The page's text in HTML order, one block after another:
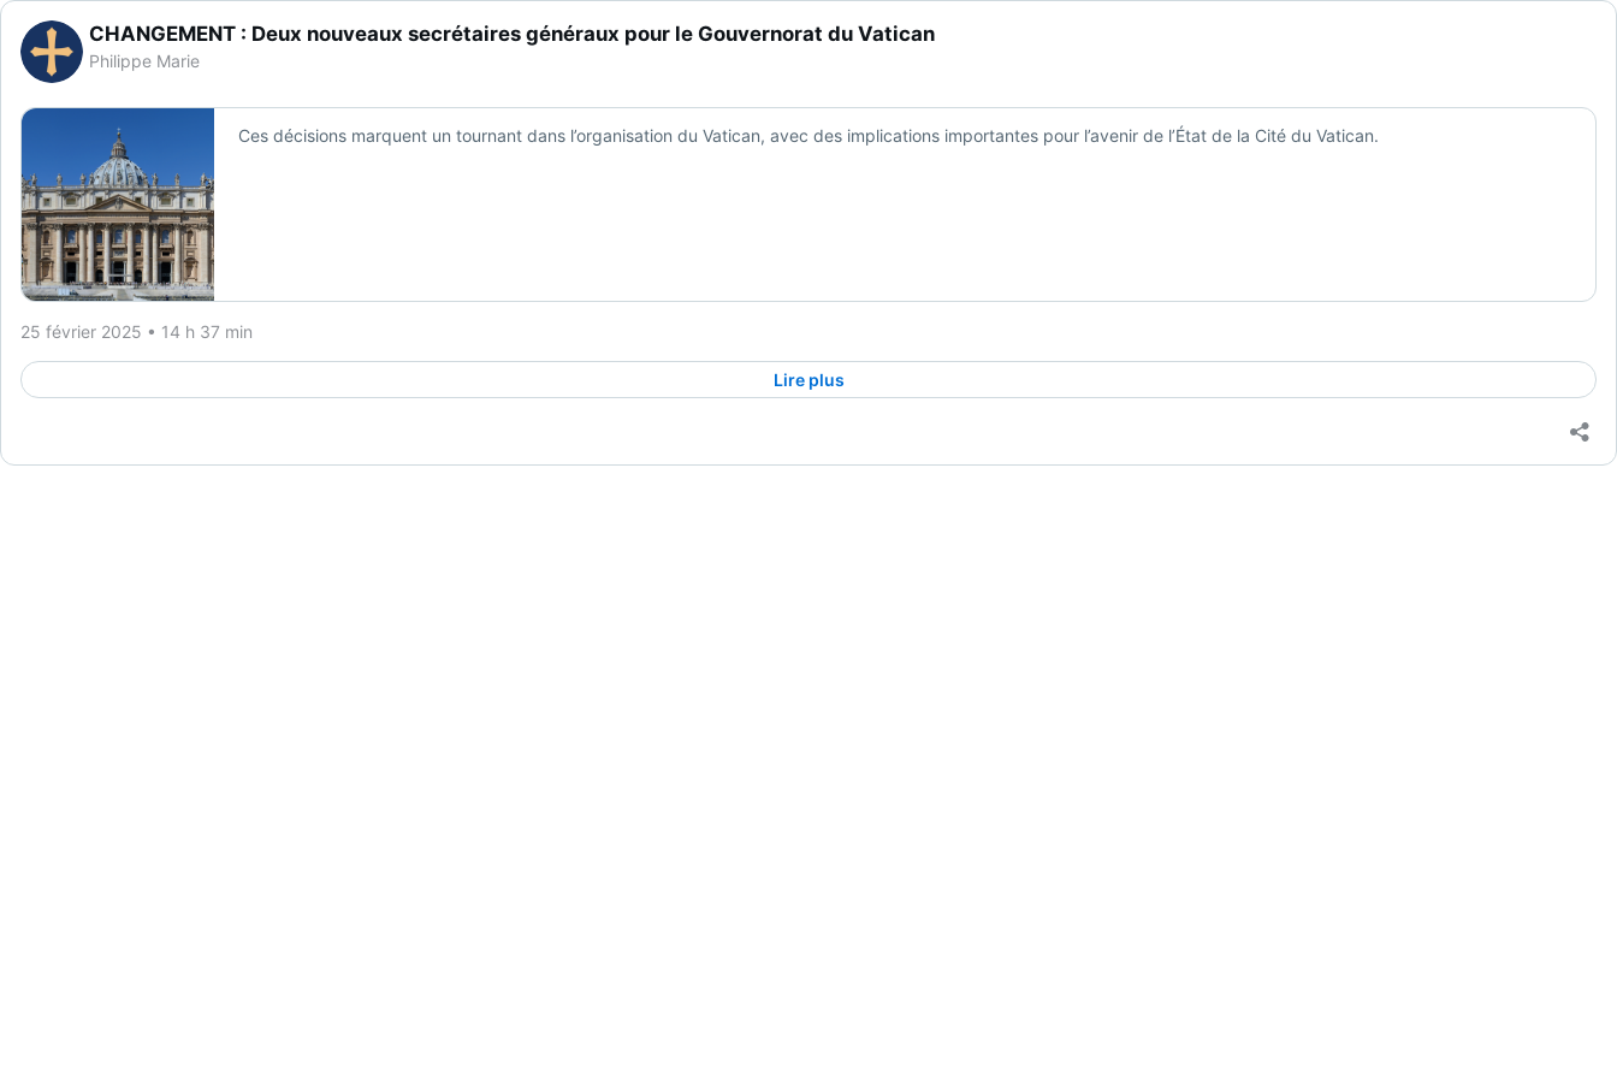
CHANGEMENT : Deux nouveaux secrétaires généraux pour le Gouvernorat du Vatican
Philippe Marie
Ces décisions marquent un tournant dans l’organisation du Vatican, avec des implications importantes pour l’avenir de l’État de la Cité du Vatican.
25 février 2025 • 14 h 37 min
Lire plus